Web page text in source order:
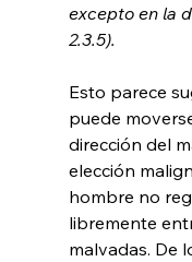
excepto en la
2.3.5).
Esto parece
puede
dirección del
elección
hombre no
libremente
malvadas. De